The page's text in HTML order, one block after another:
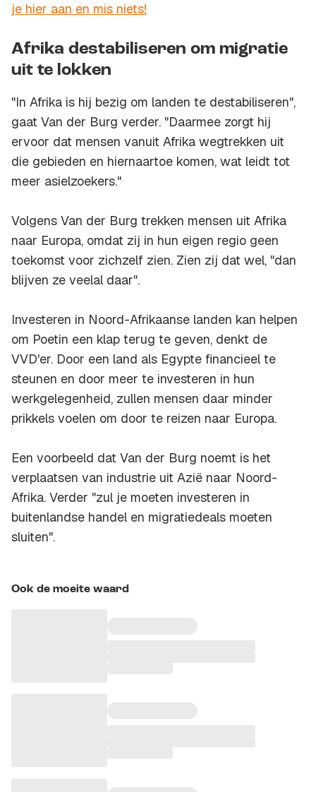
je hier aan en mis niets!
Afrika destabiliseren om migratie
uit te lokken
"In Afrika is hij bezig om landen te destabiliseren",
gaat Van der Burg verder. "Daarmee zorgt hij
ervoor dat mensen vanuit Afrika wegtrekken uit
die gebieden en hiernaartoe komen, wat leidt tot
meer asielzoekers."
Volgens Van der Burg trekken mensen uit Afrika
naar Europa, omdat zij in hun eigen regio geen
toekomst voor zichzelf zien. Zien zij dat wel, "dan
blijven ze veelal daar".
Investeren in Noord-Afrikaanse landen kan helpen
om Poetin een klap terug te geven, denkt de
VVD'er. Door een land als Egypte financieel te
steunen en door meer te investeren in hun
werkgelegenheid, zullen mensen daar minder
prikkels voelen om door te reizen naar Europa.
Een voorbeeld dat Van der Burg noemt is het
verplaatsen van industrie uit Azië naar Noord-
Afrika. Verder "zul je moeten investeren in
buitenlandse handel en migratiedeals moeten
sluiten".
Ook de moeite waard